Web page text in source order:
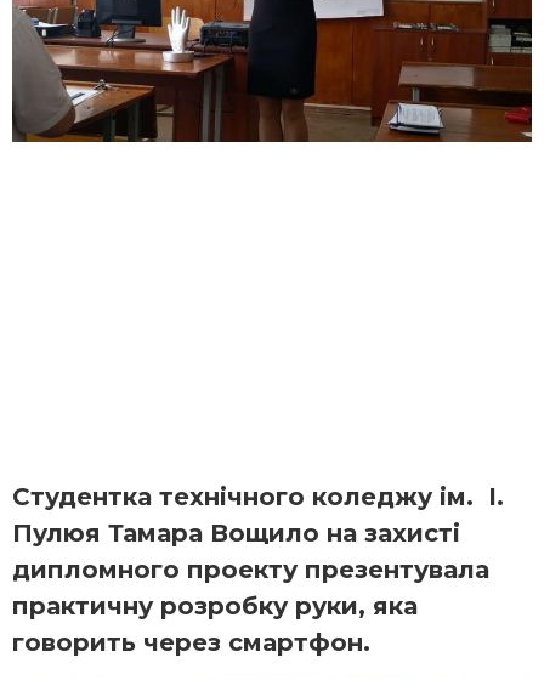
Студентка технічного коледжу ім. І.
Пулюя Тамара Вощило на захисті
дипломного проекту презентувала
практичну розробку руки, яка
говорить через смартфон.